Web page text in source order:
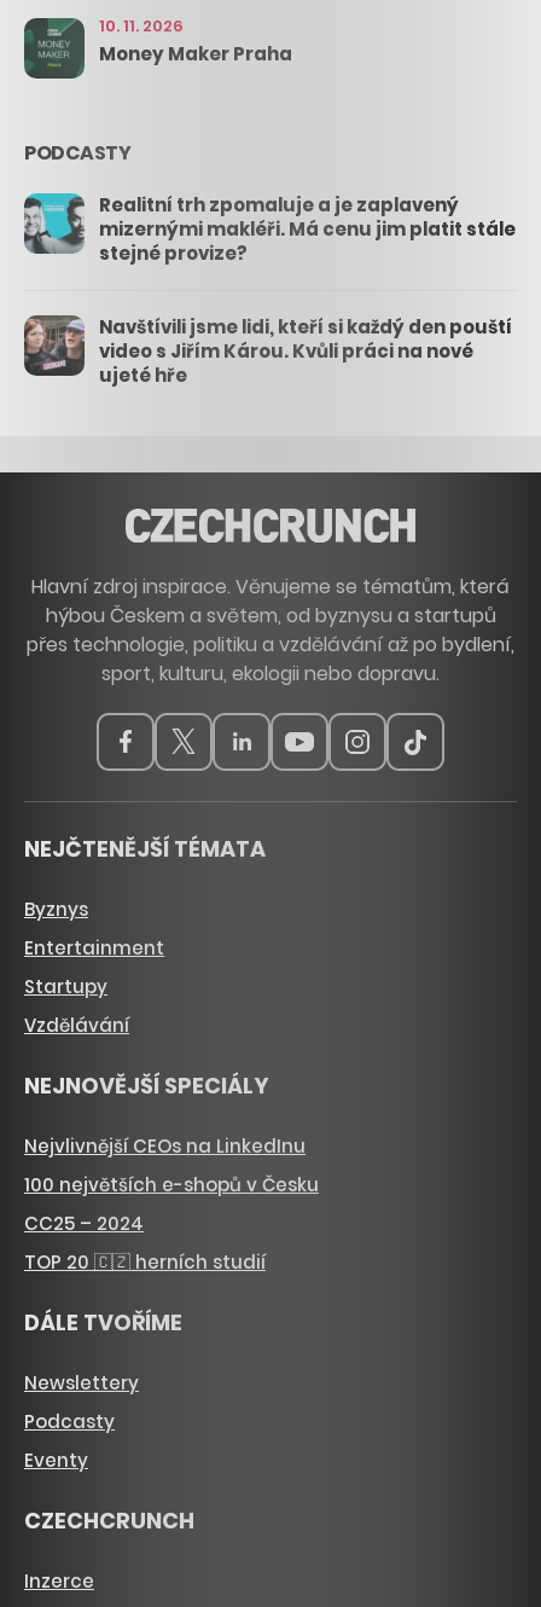
10. 11. 2026
Money Maker Praha
PODCASTY
Realitní trh zpomaluje a je zaplavený
mizernými makléři. Má cenu jim platit stále
stejné provize?
Navštívili jsme lidi, kteří si každý den pouští
video s Jiřím Károu. Kvůli práci na nové
ujeté hře
Hlavní zdroj inspirace. Věnujeme se tématům, která
hýbou Českem a světem, od byznysu a startupů
přes technologie, politiku a vzdělávání až po bydlení,
sport, kulturu, ekologii nebo dopravu.
NEJČTENĚJŠÍ TÉMATA
Byznys
Entertainment
Startupy
Vzdělávání
NEJNOVĚJŠÍ SPECIÁLY
Nejvlivnější CEOs na LinkedInu
100 největších e-shopů v Česku
CC25 – 2024
TOP 20 🇨🇿 herních studií
DÁLE TVOŘÍME
Newslettery
Podcasty
Eventy
CZECHCRUNCH
Inzerce